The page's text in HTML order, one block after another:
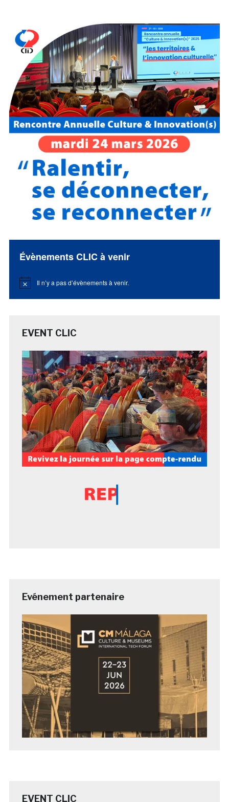
Évènements CLIC à venir
Notice Il n’y a pas d’évènements à venir.
EVENT CLIC
Evénement partenaire
EVENT CLIC